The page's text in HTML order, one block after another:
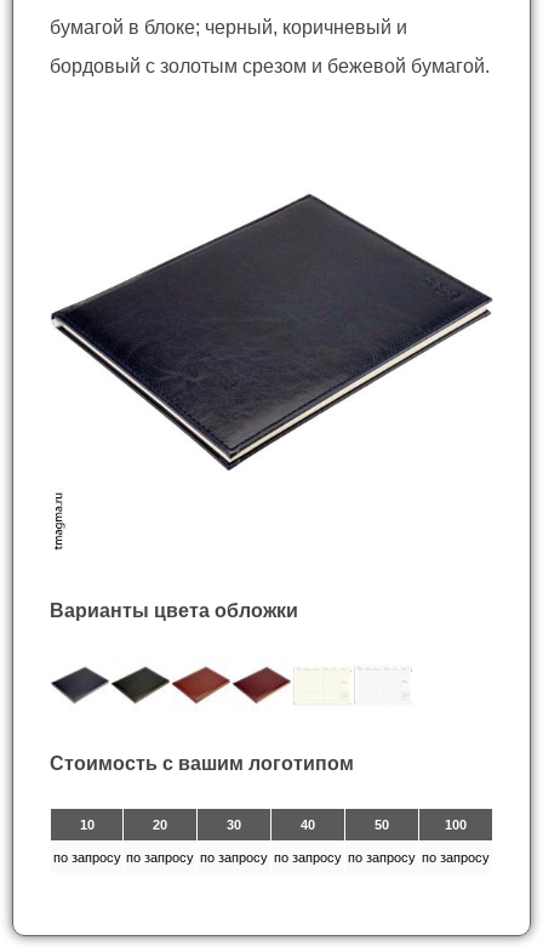
бумагой в блоке; черный, коричневый и
бордовый с золотым срезом и бежевой бумагой.
Варианты цвета обложки
Стоимость с вашим логотипом
10 20 30 40 50 100
по запросу по запросу по запросу по запросу по запросу по запросу